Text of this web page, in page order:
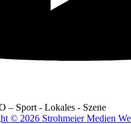
– Sport - Lokales - Szene
© 2026 Strohmeier Medien